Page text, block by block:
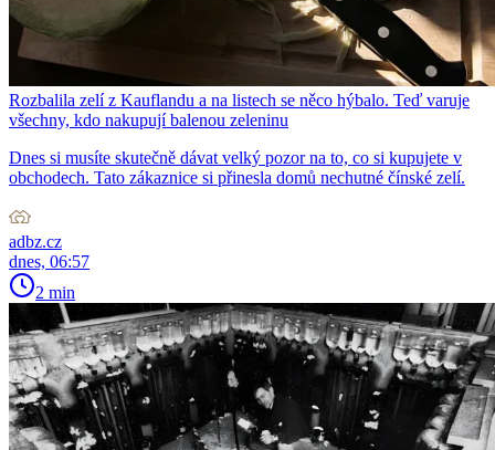
Rozbalila zelí z Kauflandu a na listech se něco hýbalo. Teď varuje
všechny, kdo nakupují balenou zeleninu
Dnes si musíte skutečně dávat velký pozor na to, co si kupujete v
obchodech. Tato zákaznice si přinesla domů nechutné čínské zelí.
adbz.cz
dnes, 06:57
2 min